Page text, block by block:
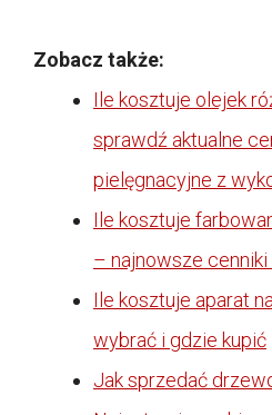
Zobacz także:
Ile kosztuje olejek
sprawdź aktualne
pielęgnacyjne z
Ile kosztuje
– najnowsze
Ile kosztuje aparat
wybrać i gdzie kupić
Jak sprzedać